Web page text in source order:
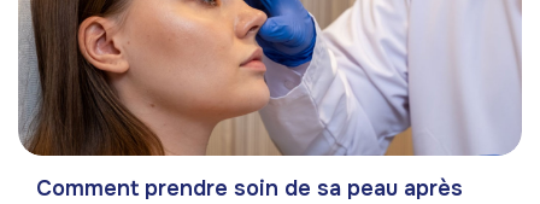
Comment prendre soin de sa peau après